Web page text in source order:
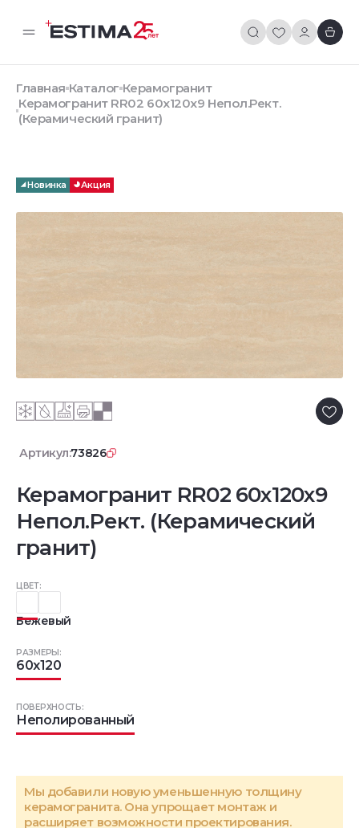
Главная Каталог Керамогранит
Керамогранит RR02 60x120x9 Непол.Рект.
(Керамический гранит)
Новинка Акция
Артикул:73826
Керамогранит RR02 60x120x9
Непол.Рект. (Керамический
гранит)
ЦВЕТ:
Бежевый
РАЗМЕРЫ:
60x120
ПОВЕРХНОСТЬ:
Неполированный
Мы добавили новую уменьшенную толщину
керамогранита. Она упрощает монтаж и
расширяет возможности проектирования.